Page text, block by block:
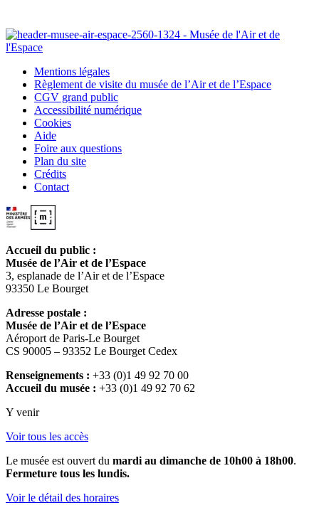
Mentions légales
Règlement de visite du musée de l’Air et de l’Espace
CGV grand public
Accessibilité numérique
Cookies
Aide
Foire aux questions
Plan du site
Crédits
Contact
Accueil du public :
Musée de l’Air et de l’Espace
3, esplanade de l’Air et de l’Espace
93350 Le Bourget
Adresse postale :
Musée de l’Air et de l’Espace
Aéroport de Paris-Le Bourget
CS 90005 – 93352 Le Bourget Cedex
Renseignements : +33 (0)1 49 92 70 00
Accueil du musée : +33 (0)1 49 92 70 62
Y venir
Voir tous les accès
Le musée est ouvert du mardi au dimanche de 10h00 à 18h00.
Fermeture tous les lundis.
Voir le détail des horaires